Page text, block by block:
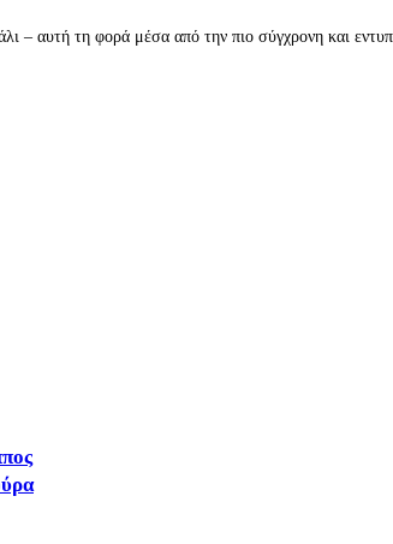
– αυτή τη φορά μέσα από την πιο σύγχρονη και